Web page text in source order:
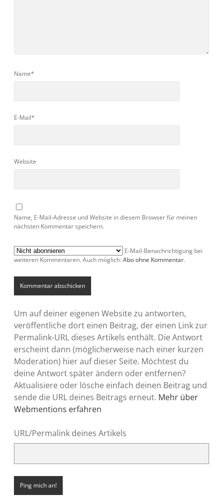
Name*
E-Mail*
Website
Name, E-Mail-Adresse und Website in diesem Browser für meinen
nächsten Kommentar speichern.
E-Mail-Benachrichtigung bei
weiteren Kommentaren. Auch möglich: Abo ohne Kommentar.
Um auf deiner eigenen Website zu antworten,
veröffentliche dort einen Beitrag, der einen Link zur
Permalink-URL dieses Artikels enthält. Die Antwort
erscheint dann (möglicherweise nach einer kurzen
Moderation) hier auf dieser Seite. Möchtest du
deine Antwort später ändern oder entfernen?
Aktualisiere oder lösche einfach deinen Beitrag und
sende die URL deines Beitrags erneut. Mehr über
Webmentions erfahren
URL/Permalink deines Artikels